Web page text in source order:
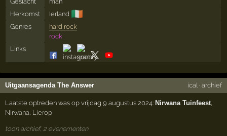
Herkomst
Ierland 🇮🇪
Genres
hard rock
rock
Links
Uitgaansagenda The Answer ical· archief
Laatste optreden was op vrijdag 9 augustus 2024: Nirwana Tuinfeest
Nirwana Lierop
toon archief, 2 evenementen